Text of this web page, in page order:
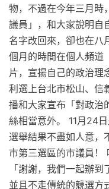
物，不過在今年三月時
議員」，和大家說明自
名字改回來，卻也在八
個月的時間在個人頻道
片，宣揚自己的政治理
利選上台北市松山、信
播和大家宣布「對政治
絲相當意外。 11月24
選舉結果不盡如人意，
市第三選區的市議員！
「謝謝，我們一起辦
並且不走傳統的競選方